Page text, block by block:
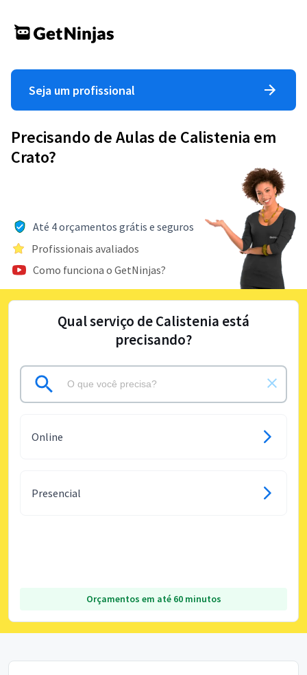
Seja um profissional
Precisando de Aulas de Calistenia em
Crato?
Até 4 orçamentos grátis e seguros
Profissionais avaliados
Como funciona o GetNinjas?
Qual serviço de Calistenia está
precisando?
Online
Presencial
Orçamentos em até 60 minutos